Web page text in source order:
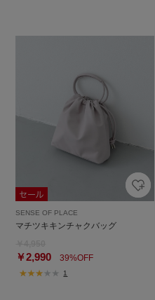
SENSE OF PLACE
マチツキキンチャクバッグ
￥2,990 39%OFF
1